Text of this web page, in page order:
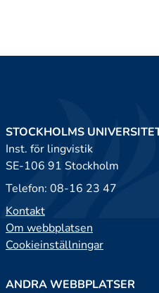
STOCKHOLMS
Inst. för lingvistik
SE-106 91 Stockholm
Telefon: 08-16 23 47
Kontakt
Om webbplatsen
Cookieinställningar
ANDRA WEBBPLATSER